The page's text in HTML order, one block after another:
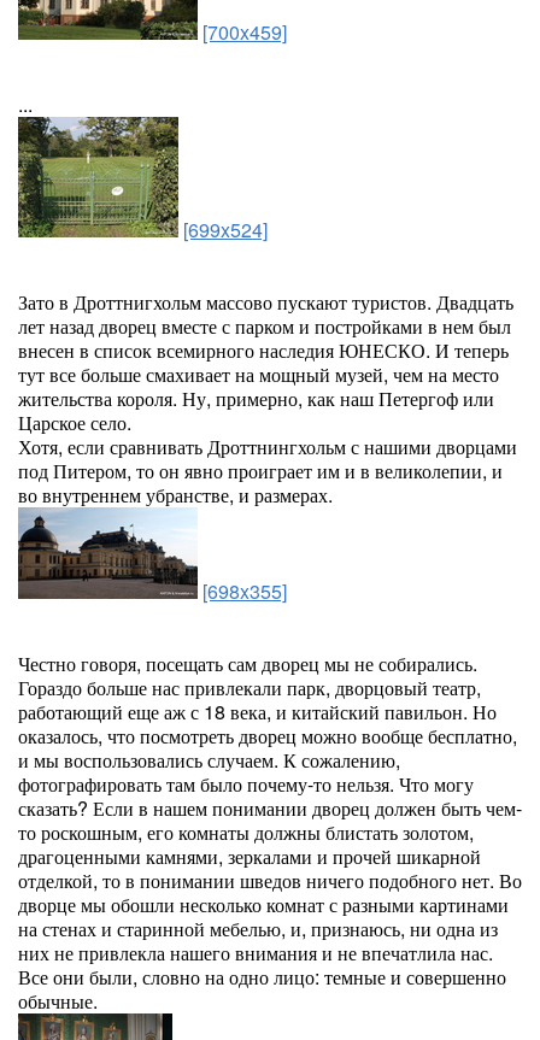
[700x459]
...
[699x524]
Зато в Дроттнигхольм массово пускают туристов. Двадцать
лет назад дворец вместе с парком и постройками в нем был
внесен в список всемирного наследия ЮНЕСКО. И теперь
тут все больше смахивает на мощный музей, чем на место
жительства короля. Ну, примерно, как наш Петергоф или
Царское село.
Хотя, если сравнивать Дроттнингхольм с нашими дворцами
под Питером, то он явно проиграет им и в великолепии, и
во внутреннем убранстве, и размерах.
[698x355]
Честно говоря, посещать сам дворец мы не собирались.
Гораздо больше нас привлекали парк, дворцовый театр,
работающий еще аж с 18 века, и китайский павильон. Но
оказалось, что посмотреть дворец можно вообще бесплатно,
и мы воспользовались случаем. К сожалению,
фотографировать там было почему-то нельзя. Что могу
сказать? Если в нашем понимании дворец должен быть чем-
то роскошным, его комнаты должны блистать золотом,
драгоценными камнями, зеркалами и прочей шикарной
отделкой, то в понимании шведов ничего подобного нет. Во
дворце мы обошли несколько комнат с разными картинами
на стенах и старинной мебелью, и, признаюсь, ни одна из
них не привлекла нашего внимания и не впечатлила нас.
Все они были, словно на одно лицо: темные и совершенно
обычные.